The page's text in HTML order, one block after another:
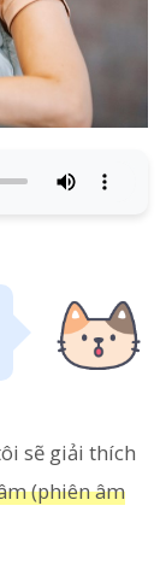
sẽ giải thích
(phiên âm